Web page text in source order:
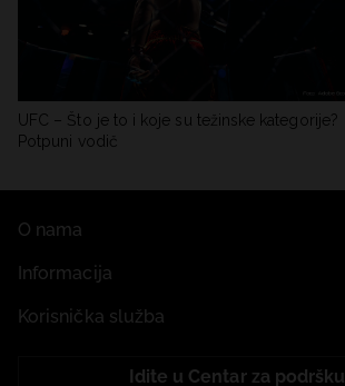
UFC – Što je to i koje su težinske kategorije?
Potpuni vodič
O nama
Informacija
Korisnička služba
Idite u Centar za podršku